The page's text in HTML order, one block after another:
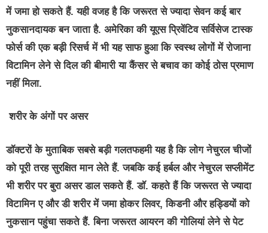
में जमा हो सकते हैं. यही वजह है कि जरूरत से ज्यादा सेवन कई बार
नुकसानदायक बन जाता है. अमेरिका की यूएस प्रिवेंटिव सर्विसेज टास्क
फोर्स की एक बड़ी रिसर्च में भी यह साफ हुआ कि स्वस्थ लोगों में रोजाना
विटामिन लेने से दिल की बीमारी या कैंसर से बचाव का कोई ठोस प्रमाण
नहीं मिला.
शरीर के अंगों पर असर
डॉक्टरों के मुताबिक सबसे बड़ी गलतफहमी यह है कि लोग नेचुरल चीजों
को पूरी तरह सुरक्षित मान लेते हैं. जबकि कई हर्बल और नेचुरल सप्लीमेंट
भी शरीर पर बुरा असर डाल सकते हैं. डॉ. कहते हैं कि जरूरत से ज्यादा
विटामिन ए और डी शरीर में जमा होकर लिवर, किडनी और हड्डियों को
नुकसान पहुंचा सकते हैं. बिना जरूरत आयरन की गोलियां लेने से पेट